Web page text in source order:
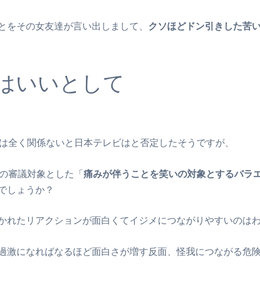
をその女友達が言い出しまして、 クソほどドン引きした苦
いいとして
全く関係ないと日本テレビはと否定したそうですが、
審議対象とした「痛みが伴うことを笑いの対象とするバラ
しょうか？
れたリアクションが面白くてイジメにつながりやすいのはわ
激になればなるほど面白さが増す反面、怪我につながる危